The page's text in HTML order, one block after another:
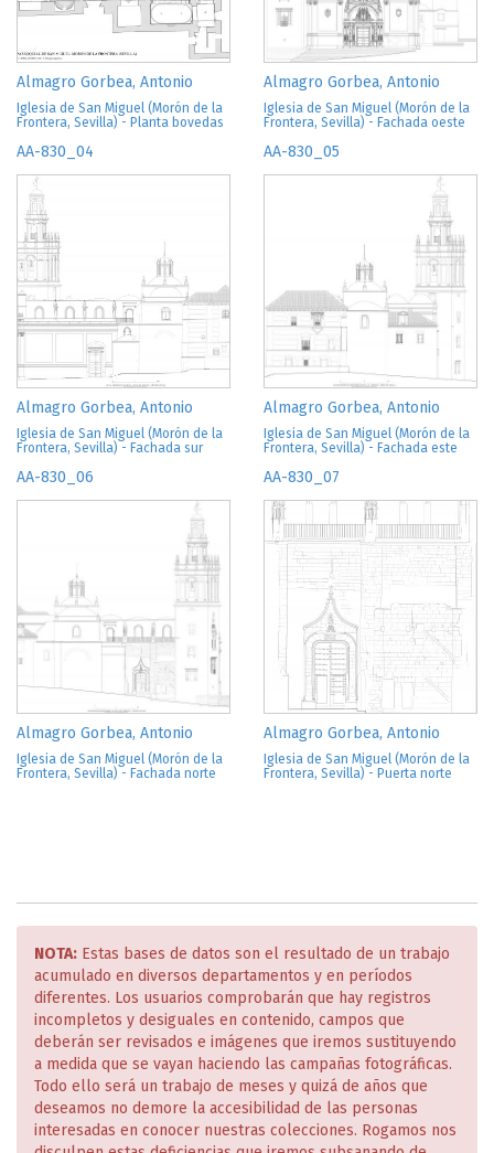
Almagro Gorbea, Antonio
Iglesia de San Miguel (Morón de la
Frontera, Sevilla) - Planta bovedas
Almagro Gorbea, Antonio
Iglesia de San Miguel (Morón de la
Frontera, Sevilla) - Fachada oeste
AA-830_04
Almagro Gorbea, Antonio
Iglesia de San Miguel (Morón de la
Frontera, Sevilla) - Fachada sur
AA-830_05
Almagro Gorbea, Antonio
Iglesia de San Miguel (Morón de la
Frontera, Sevilla) - Fachada este
AA-830_06
Almagro Gorbea, Antonio
Iglesia de San Miguel (Morón de la
Frontera, Sevilla) - Fachada norte
AA-830_07
Almagro Gorbea, Antonio
Iglesia de San Miguel (Morón de la
Frontera, Sevilla) - Puerta norte
NOTA: Estas bases de datos son el resultado de un trabajo
acumulado en diversos departamentos y en períodos
diferentes. Los usuarios comprobarán que hay registros
incompletos y desiguales en contenido, campos que
deberán ser revisados e imágenes que iremos sustituyendo
a medida que se vayan haciendo las campañas fotográficas.
Todo ello será un trabajo de meses y quizá de años que
deseamos no demore la accesibilidad de las personas
interesadas en conocer nuestras colecciones. Rogamos nos